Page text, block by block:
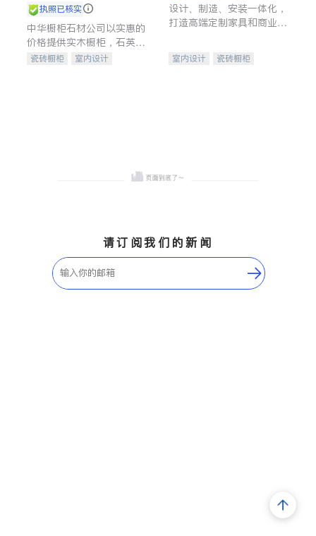
执照已核实
中华橱柜石材公司以实惠的
价格提供实木橱柜，石英石
台面，多种优质不锈钢水
瓷砖橱柜
室内设计
设计、制造、安装一体化，
打造高端定制家具和商业空
室内设计
瓷砖橱柜
请订阅我们的新闻